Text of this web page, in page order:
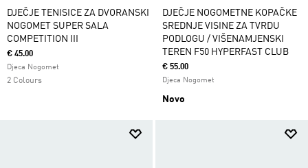
DJEČJE TENISICE ZA DVORANSKI
NOGOMET SUPER SALA
COMPETITION III
€ 45.00
Djeca Nogomet
2 Colours
DJEČJE NOGOMETNE KOPAČKE
SREDNJE VISINE ZA TVRDU
PODLOGU / VIŠENAMJENSKI
TEREN F50 HYPERFAST CLUB
€ 55.00
Djeca Nogomet
Novo